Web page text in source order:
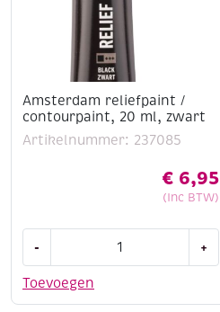
Amsterdam reliefpaint /
contourpaint, 20 ml, zwart
Artikelnummer: 237085
€ 6,95
(Inc BTW)
Toevoegen
-
/
+